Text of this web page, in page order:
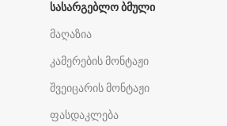
ᲡᲐᲡᲐᲠᲒᲔᲑᲚᲝ ᲑᲛᲣᲚᲘ
მაღაზია
კამერების მონტაჟი
შვეიცარის მონტაჟი
ფასდაკლება